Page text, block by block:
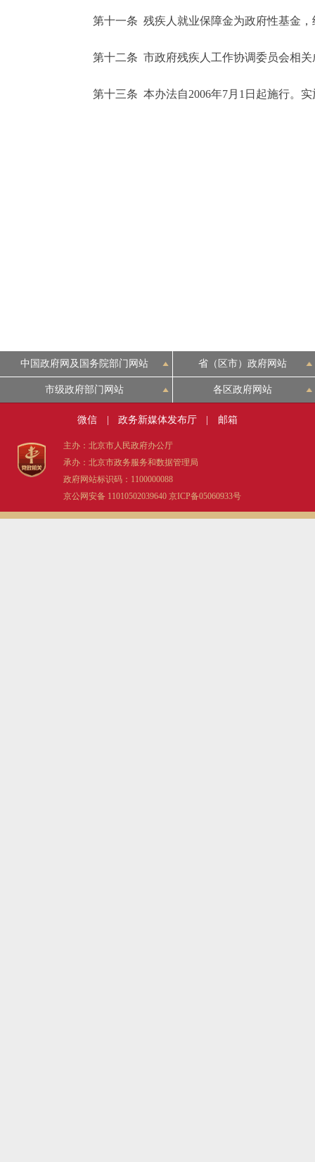
第十一条 残疾人就业保障金为政府性基金，
第十二条 市政府残疾人工作协调委员会相关
第十三条 本办法自2006年7月1日起施行。实
中国政府网及国务院部门网站 省（区市）政府网站
市级政府部门网站 各区政府网站
微信 政务新媒体发布厅 邮箱
主办：北京市人民政府办公厅
承办：北京市政务服务和数据管理局
政府网站标识码：1100000088
京公网安备 11010502039640 京ICP备05060933号